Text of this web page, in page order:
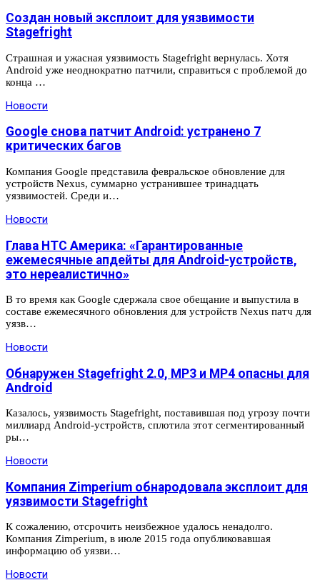
Создан новый эксплоит для уязвимости
Stagefright
Страшная и ужасная уязвимость Stagefright вернулась. Хотя
Android уже неоднократно патчили, справиться с проблемой до
конца …
Новости
Google снова патчит Android: устранено 7
критических багов
Компания Google представила февральское обновление для
устройств Nexus, суммарно устранившее тринадцать
уязвимостей. Среди и…
Новости
Глава HTC Америка: «Гарантированные
ежемесячные апдейты для Android-устройств,
это нереалистично»
В то время как Google сдержала свое обещание и выпустила в
составе ежемесячного обновления для устройств Nexus патч для
уязв…
Новости
Обнаружен Stagefright 2.0, MP3 и MP4 опасны для
Android
Казалось, уязвимость Stagefright, поставившая под угрозу почти
миллиард Android-устройств, сплотила этот сегментированный
ры…
Новости
Компания Zimperium обнародовала эксплоит для
уязвимости Stagefright
К сожалению, отсрочить неизбежное удалось ненадолго.
Компания Zimperium, в июле 2015 года опубликовавшая
информацию об уязви…
Новости